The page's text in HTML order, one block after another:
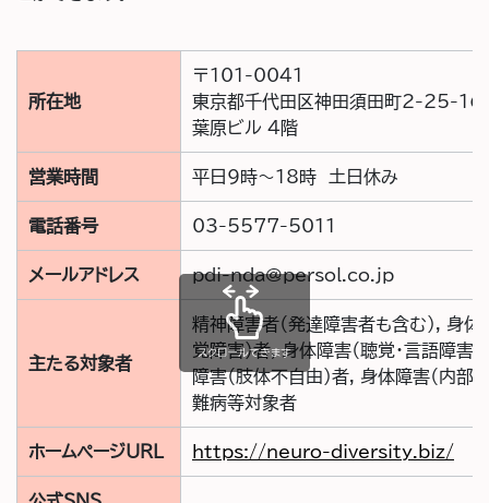
所在地
〒101-0041
東京都千代田区神田須田町2-25-16
葉原ビル 4階
営業時間 平日9時～18時 土日休み
電話番号 03-5577-5011
メールアドレス pdi-nda@persol.co.jp
主たる対象者
精神障害者（発達障害者も含む）, 身体
覚障害）者, 身体障害（聴覚・言語障害
障害（肢体不自由）者, 身体障害（内部
難病等対象者
ホームページURL https://neuro-diversity.biz/
スクロールできます